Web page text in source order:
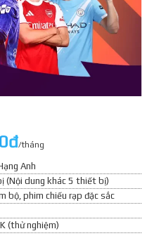
/tháng
Anh
(Nội dung khác 5 thiết bị)
bộ, phim chiếu rạp đặc sắc
(thử nghiệm)